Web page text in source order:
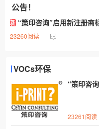
公告！
新 “策印咨询”启用新注册商
23260阅读
VOCs环保
“策印咨
23261阅读